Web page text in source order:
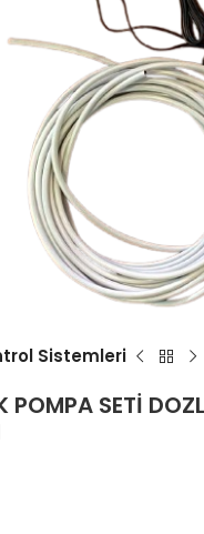
Sistemleri
POMPA SETİ